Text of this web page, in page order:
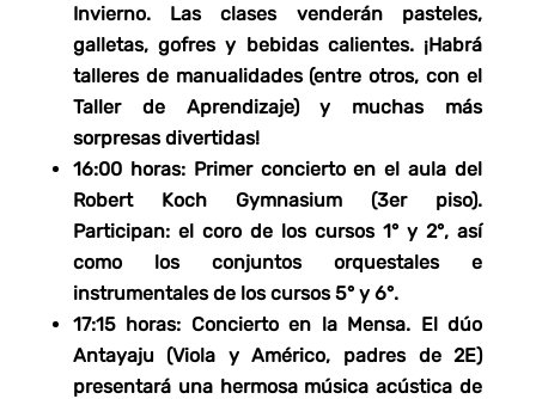
Invierno. Las clases venderán pasteles,
galletas, gofres y bebidas calientes. ¡Habrá
talleres de manualidades (entre otros, con el
Taller de Aprendizaje) y muchas más
sorpresas divertidas!
16:00 horas: Primer concierto en el aula del
Robert Koch Gymnasium (3er piso).
Participan: el coro de los cursos 1° y 2°, así
como los conjuntos orquestales e
instrumentales de los cursos 5° y 6°.
17:15 horas: Concierto en la Mensa. El dúo
Antayaju (Viola y Américo, padres de 2E)
presentará una hermosa música acústica de